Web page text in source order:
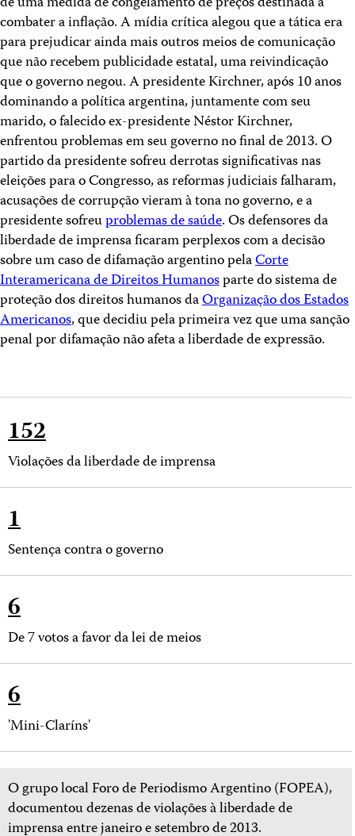
combater a inflação. A mídia crítica alegou que a tática era
para prejudicar ainda mais outros meios de comunicação
que não recebem publicidade estatal, uma reivindicação
que o governo negou. A presidente Kirchner, após 10 anos
dominando a política argentina, juntamente com seu
marido, o falecido ex-presidente Néstor Kirchner,
enfrentou problemas em seu governo no final de 2013. O
partido da presidente sofreu derrotas significativas nas
eleições para o Congresso, as reformas judiciais falharam,
acusações de corrupção vieram à tona no governo, e a
presidente sofreuproblemas de saúde. Os defensores da
liberdade de imprensa ficaram perplexos com a decisão
sobre um caso de difamação argentino pelaCorte
Interamericana de Direitos Humanosparte do sistema de
proteção dos direitos humanos daOrganização dos Estados
Americanos, que decidiu pela primeira vez que uma sanção
penal por difamação não afeta a liberdade de expressão.
152
Violações da liberdade de imprensa
1
Sentença contra o governo
6
De 7 votos a favor da lei de meios
6
'Mini-Claríns'
O grupo local Foro de Periodismo Argentino (FOPEA),
documentou dezenas de violações à liberdade de
imprensa entre janeiro e setembro de 2013.